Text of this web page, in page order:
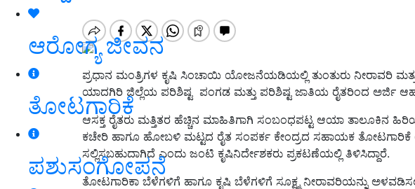
ಆರೋಗ್ಯ ಜೀವನ
ತೋಟಗಾರಿಕೆ
ಪಶುಸಂಗೋಪನೆ
ಪ್ರಧಾನ ಮಂತ್ರಿಗಳ ಕೃಷಿ ಸಿಂಚಾಯಿ ಯೋಜನೆಯಡಿಯಲ್ಲಿ ತುಂತುರು ನೀರಾವರಿ
ಯಾದಗಿರಿ ಜಿಲ್ಲೆಯ ಪರಿಶಿಷ್ಟ ಪಂಗಡ ಮತ್ತು ಪರಿಶಿಷ್ಟ ಜಾತಿಯ ರೈತರಿಂದ ಅರ್ಜಿ
ಆಸಕ್ತ ರೈತರು ಮತ್ತಿತರ ಹೆಚ್ಚಿನ ಮಾಹಿತಿಗಾಗಿ ಸಂಬಂಧಪಟ್ಟ ಆಯಾ ತಾಲೂಕಿನ
ಕಚೇರಿ ಹಾಗೂ ಹೋಬಳಿ ಮಟ್ಟದ ರೈತ ಸಂಪರ್ಕ ಕೇಂದ್ರದ ಸಹಾಯಕ ತೋಟಗಾರಿಕೆ
ಸಲ್ಲಿಸಬಹುದಾಗಿದೆ ಎಂದು ಜಂಟಿ ಕೃಷಿನಿರ್ದೇಶಕರು ಪ್ರಕಟಣೆಯಲ್ಲಿ ತಿಳಿಸಿದ್ದಾರೆ.
ತೋಟಗಾರಿಕಾ ಬೆಳೆಗಳಿಗೆ ಹಾಗೂ ಕೃಷಿ ಬೆಳೆಗಳಿಗೆ ಸೂಕ್ಷ್ಮ ನೀರಾವರಿಯನ್ನು